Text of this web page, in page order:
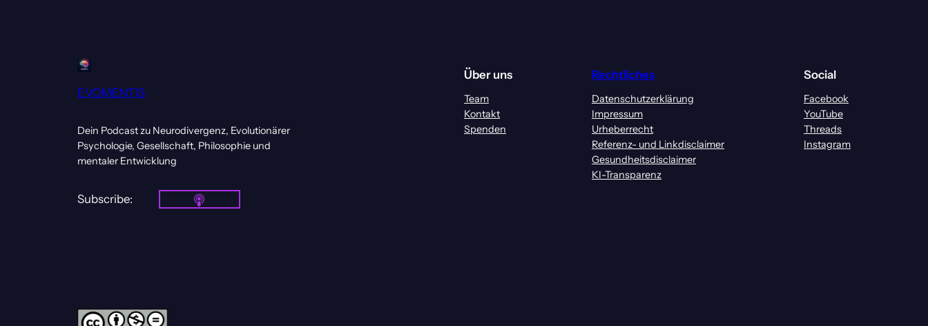
EVOMENTIS
Dein Podcast zu Neurodivergenz, Evolutionärer
Psychologie, Gesellschaft, Philosophie und
mentaler Entwicklung
Subscribe:
Über uns
Team
Kontakt
Spenden
Rechtliches
Datenschutzerklärung
Impressum
Urheberrecht
Referenz- und Linkdisclaimer
Gesundheitsdisclaimer
KI-Transparenz
Social
Facebook
YouTube
Threads
Instagram